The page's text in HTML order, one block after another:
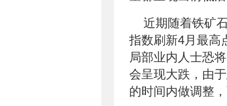
近期随着铁矿
指数刷新4月最高
局部业内人士恐
会呈现大跌，由
的时间内做调整